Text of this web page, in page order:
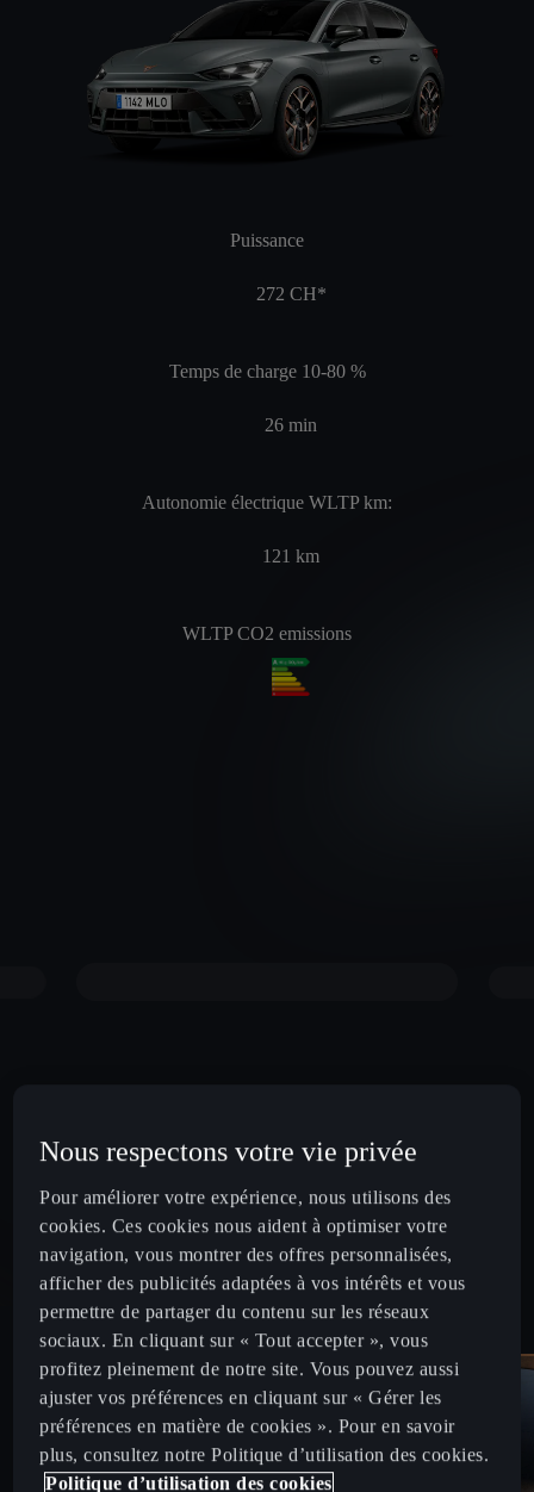
Puissance
272 CH*
Temps de charge 10-80 %
26 min
Autonomie électrique WLTP km:
121 km
WLTP CO2 emissions
Nous respectons votre vie privée
Pour améliorer votre expérience, nous utilisons des
cookies. Ces cookies nous aident à optimiser votre
navigation, vous montrer des offres personnalisées,
afficher des publicités adaptées à vos intérêts et vous
permettre de partager du contenu sur les réseaux
sociaux. En cliquant sur « Tout accepter », vous
profitez pleinement de notre site. Vous pouvez aussi
ajuster vos préférences en cliquant sur « Gérer les
préférences en matière de cookies ». Pour en savoir
plus, consultez notre Politique d’utilisation des cookies.
Politique d’utilisation des cookies